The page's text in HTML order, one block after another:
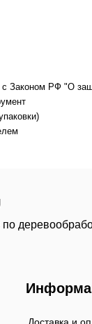
с Законом РФ "О
Доставка и